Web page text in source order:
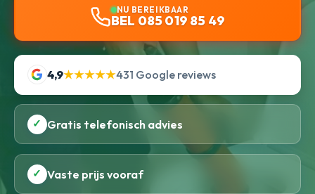
NU BEREIKBAAR
BEL 085 019 85 49
4,9★★★★★431 Google reviews
✓ Gratis telefonisch advies
✓ Vaste prijs vooraf